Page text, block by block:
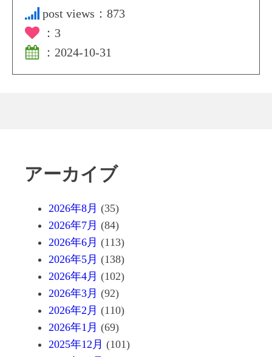
post views： 873
： 3
： 2024-10-31
アーカイブ
2026年8月 (35)
2026年7月 (84)
2026年6月 (113)
2026年5月 (138)
2026年4月 (102)
2026年3月 (92)
2026年2月 (110)
2026年1月 (69)
2025年12月 (101)